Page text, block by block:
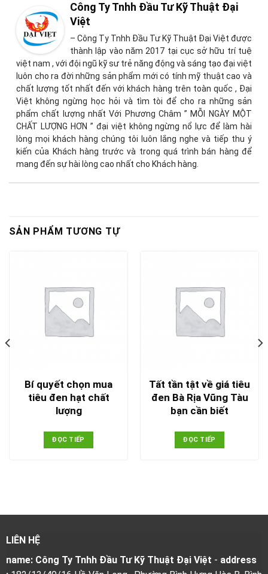
Công Ty Tnhh Đầu Tư Kỹ Thuật Đại
Việt
– Công Ty Tnhh Đầu Tư Kỹ Thuật Đại Việt được
thành lập vào năm 2017 tại cục sở hữu trí tuệ
việt nam , với đội ngũ kỹ sư trẻ năng động và sáng tạo đại việt
luôn cho ra đời những sản phẩm mới có tính mỹ thuật cao và
chất lượng tốt nhất đến với khách hàng trên toàn quốc , Đại
Việt không ngừng học hỏi và tìm tòi để cho ra những sản
phẩm chất lượng nhất Với Phương Châm ” MỖI NGÀY MỘT
CHẤT LƯỢNG HƠN ” đại việt không ngừng nổ lực để làm hài
lòng mọi khách hàng chúng tôi luôn lắng nghe và tiếp thu ý
kiến của Khách hàng trước và trong quá trình bán hàng để
mang đến sự hài lòng cao nhất cho Khách hàng.
SẢN PHẨM TƯƠNG TỰ
Bí quyết chọn mua
tiêu đen hạt chất
lượng
ĐỌC TIẾP
Tất tần tật về giá tiêu
đen Bà Rịa Vũng Tàu
bạn cần biết
ĐỌC TIẾP
LIÊN HỆ
name: Công Ty Tnhh Đầu Tư Kỹ Thuật Đại Việt - address